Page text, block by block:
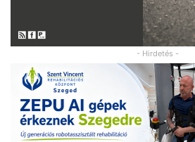
- Hirdetés -